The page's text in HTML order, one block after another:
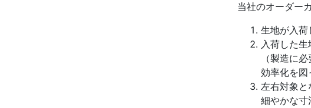
当社のオーダー
生地が入荷
入荷した
（製造に
効率化を図
左右対象と
細やかな寸